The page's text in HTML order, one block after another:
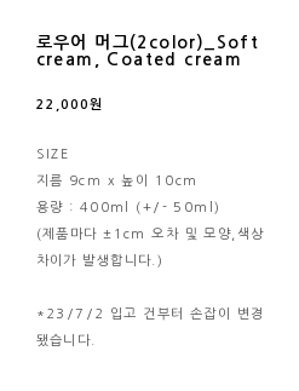
로우어 머그(2color)_Soft
cream, Coated cream
22,000원
SIZE
지름 9cm x 높이 10cm
용량 : 400ml (+/- 50ml)
(제품마다 ±1cm 오차 및 모양,색상
차이가 발생합니다.)
*23/7/2 입고 건부터 손잡이 변경
됐습니다.